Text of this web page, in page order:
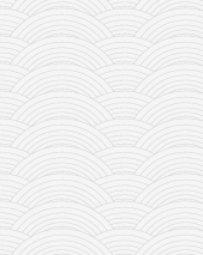
porodične priče
umesto tvitera
kalendar srpski
azbuki i knjige
Okinava karate
najnovije na blogu
moje beleške